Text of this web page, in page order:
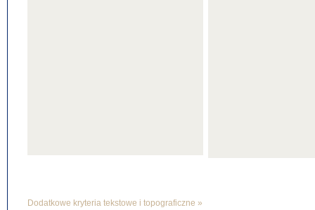
Dodatkowe kryteria tekstowe i topograficzne »